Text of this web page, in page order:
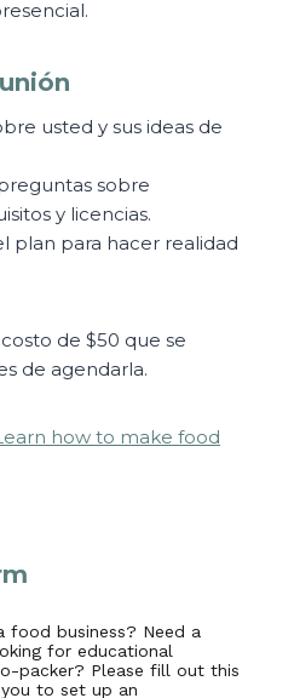
usted y sus ideas de
sobre
y licencias.
plan para hacer realidad
de $50 que se
de agendarla.
how to make food